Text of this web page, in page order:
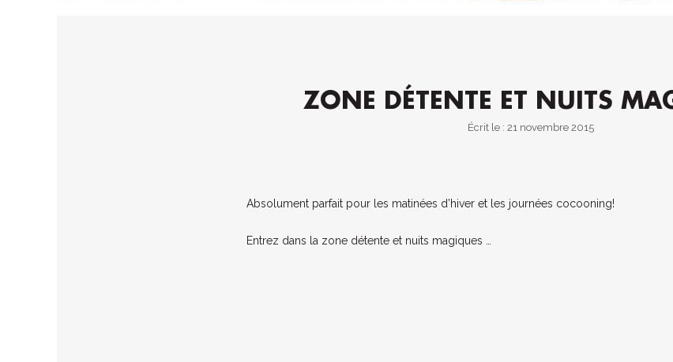
ZONE DÉTENTE ET NUITS
Écrit le : 21 novembre 2015
Absolument parfait pour les matinées d’hiver et les journées cocooning!
Entrez dans la zone détente et nuits magiques …